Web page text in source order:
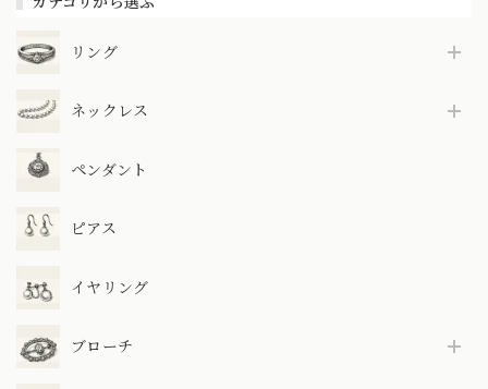
リング
ネックレス
ペンダント
ピアス
イヤリング
ブローチ